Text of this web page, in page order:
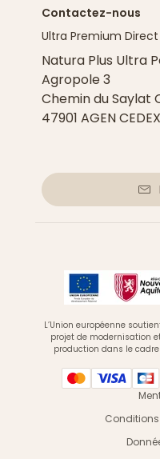
Contactez-nous
Ultra Premium Direct
Natura Plus Ultra
Agropole 3
Chemin du Saylat
47901 AGEN
L’Union européenne
projet de modernisation
production dans le cadre